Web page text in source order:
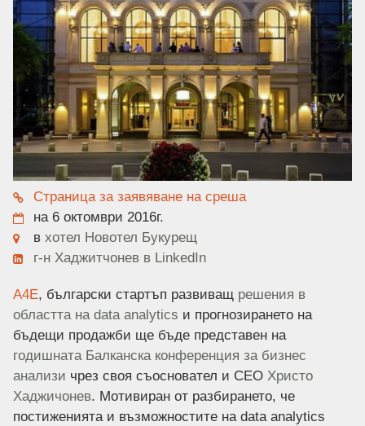
Страница за заявяване на среша
на 6 октомври 2016г.
в хотел Новотел Букурещ
г-н Хаджитчонев в LinkedIn
A4E, български стартъп развиващ решения в
областта на data analytics и прогнозирането на
бъдещи продажби ще бъде представен на
годишната Балканска конференция за бизнес
анализи чрез своя съосновател и CEO Христо
Хаджичонев. Мотивиран от разбирането, че
постиженията и възможностите на data analytics